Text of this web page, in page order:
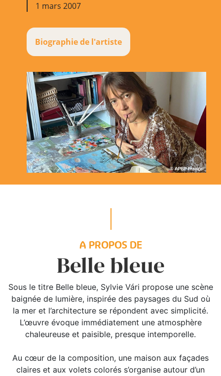
1 mars 2007
Biographie de l'artiste
A PROPOS DE
Belle bleue
Sous le titre Belle bleue, Sylvie Vári propose une scène
baignée de lumière, inspirée des paysages du Sud où
la mer et l’architecture se répondent avec simplicité.
L’œuvre évoque immédiatement une atmosphère
chaleureuse et paisible, presque intemporelle.
Au cœur de la composition, une maison aux façades
claires et aux volets colorés s’organise autour d’un